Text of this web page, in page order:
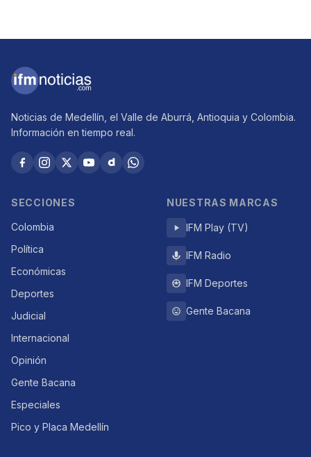
Noticias de Medellín, el Valle de Aburrá, Antioquia y Colombia.
Información en tiempo real.
SECCIONES
Colombia
Política
Económicas
Deportes
Judicial
Internacional
Opinión
Gente Bacana
Especiales
Pico y Placa Medellín
NUESTRAS MARCAS
IFM Play (TV)
IFM Radio
IFM Deportes
Gente Bacana